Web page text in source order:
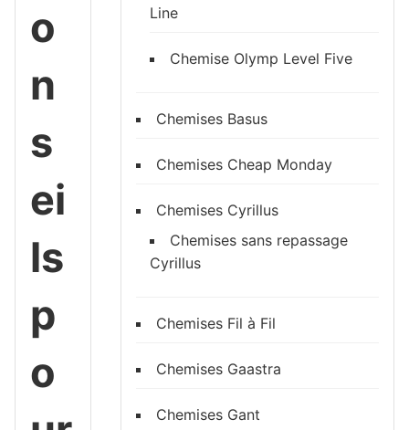
o
n
s
ei
ls
p
o
Line
Chemise Olymp Level Five
Chemises Basus
Chemises Cheap Monday
Chemises Cyrillus
Chemises sans repassage
Cyrillus
Chemises Fil à Fil
Chemises Gaastra
Chemises Gant